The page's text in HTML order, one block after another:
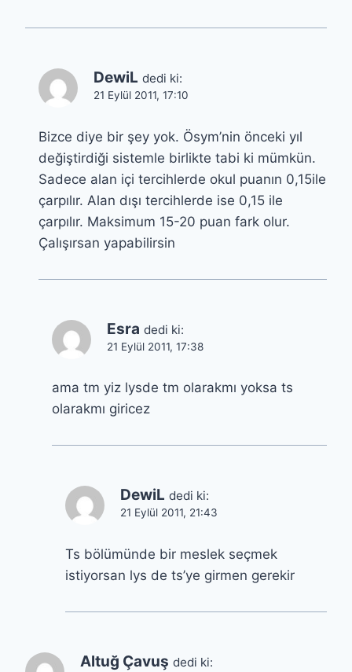
DewiL dedi ki:
21 Eylül 2011, 17:10
Bizce diye bir şey yok. Ösym’nin önceki yıl
değiştirdiği sistemle birlikte tabi ki mümkün.
Sadece alan içi tercihlerde okul puanın 0,15ile
çarpılır. Alan dışı tercihlerde ise 0,15 ile
çarpılır. Maksimum 15-20 puan fark olur.
Çalışırsan yapabilirsin
Esra dedi ki:
21 Eylül 2011, 17:38
ama tm yiz lysde tm olarakmı yoksa ts
olarakmı giricez
DewiL dedi ki:
21 Eylül 2011, 21:43
Ts bölümünde bir meslek seçmek
istiyorsan lys de ts’ye girmen gerekir
Altuğ Çavuş dedi ki: